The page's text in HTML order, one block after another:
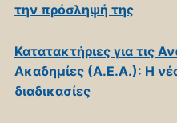
την πρόσληψή της
Κατατακτήριες για τις
Ακαδημίες (Α.Ε.Α.): Η
διαδικασίες